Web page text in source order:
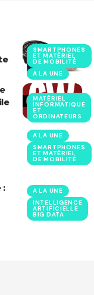
SMARTPHONES
ET MATÉRIEL
DE MOBILITÉ
A LA UNE
MATÉRIEL
INFORMATIQUE
ET
ORDINATEURS
A LA UNE
SMARTPHONES
ET MATÉRIEL
DE MOBILITÉ
A LA UNE
INTELLIGENCE
ARTIFICIELLE
BIG DATA
: